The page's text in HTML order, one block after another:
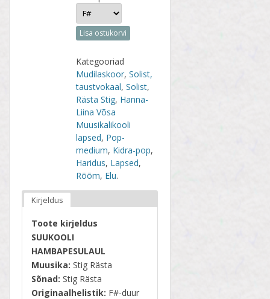
Lisa ostukorvi
Kategooriad
Mudilaskoor,Solist,
taustvokaal,Solist,
Rästa Stig, Hanna-
Liina Võsa
Muusikalikooli
lapsed, Pop-
medium, Kidra-pop,
Haridus, Lapsed,
Rõõm, Elu.
Kirjeldus
Toote kirjeldus
SUUKOOLI
HAMBAPESULAUL
Muusika: Stig Rästa
Sõnad: Stig Rästa
Originaalhelistik: F#-duur